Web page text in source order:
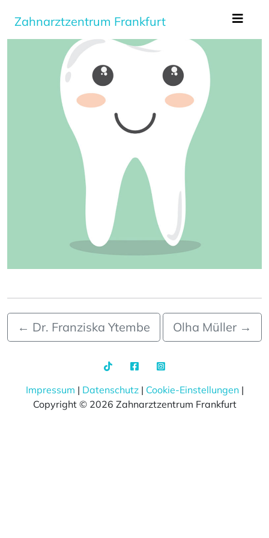
Zum Hauptinhalt springen
Zahnarztzentrum Frankfurt
← Dr. Franziska Ytembe Olha Müller →
Impressum | Datenschutz| Cookie-Einstellungen|
Copyright © 2026 Zahnarztzentrum Frankfurt